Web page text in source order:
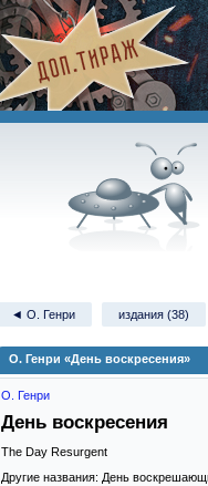
◄ О. Генри издания (38)
О. Генри «День воскресения»
О. Генри
День воскресения
The Day Resurgent
Другие названия: День